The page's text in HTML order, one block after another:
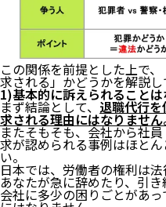
この関係を前提とした上で
求される」かどうかを解説し
1)基本的に訴えられることは
まず結論として、退職代行
求される理由にはなりませ
またそもそも、会社から社
求が認められる事例はほと
い。
日本では、労働者の権利は法
あなたが急に辞めたり、引き
会社に多少の困りごとがあ